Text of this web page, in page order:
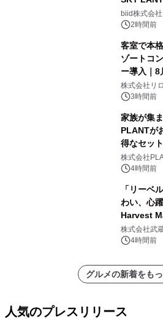
日(土)振替
biid株式会社
2時間前
客室で本
ゾートコ
ー導入｜8
株式会社リ
3時間前
家族が集
PLANTが
得なセッ
株式会社
4時間前
「リーベ
わい、心
Harvest
ディナー&
月18日よ
株式会社武
4時間前
グルメの新着をも
人気のプレスリリース